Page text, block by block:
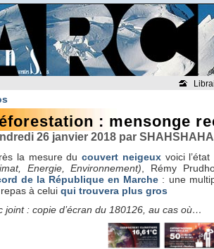
: mensonge
26 janvier 2018 par
la mesure ducouvert neigeuxvoici l’état
Energie, Environnement) , Rémy
de la République en Marche : une
à celui qui trouvera plus gros
joint : copie d’écran du 180126, au cas où…